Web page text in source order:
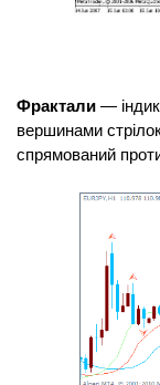
Фрактали —
вершинами
спрямований